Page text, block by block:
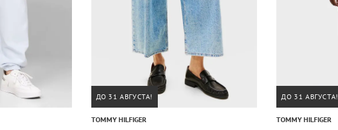
ДО 31 АВГУСТА!
TOMMY HILFIGER
ДО 31 АВГУСТА!
TOMMY HILFIGER